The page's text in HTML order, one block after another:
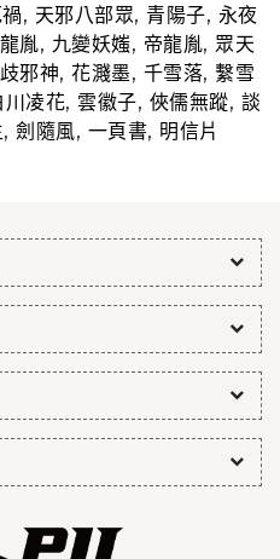
, 天邪八部眾, 青陽子, 永夜
胤, 九變妖媸, 帝龍胤,眾天
邪神,花濺墨, 千雪落,繫雪
川凌花,雲徽子, 俠儒無蹤, 談
, 劍隨風, 一頁書, 明信片